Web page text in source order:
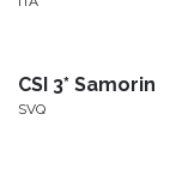
CSI 3* Samorin
SVQ